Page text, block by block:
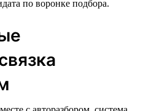
по воронке подбора.